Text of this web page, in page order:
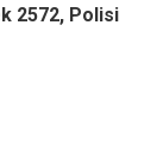
2572, Polisi